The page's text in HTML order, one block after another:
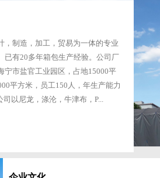
，制造，加工，贸易为一体的专业
已有20多年箱包生产经验。公司厂
宁市盐官工业园区，占地15000平
平方米，员工150人，年生产能力
司以尼龙，涤沦，牛津布，P...